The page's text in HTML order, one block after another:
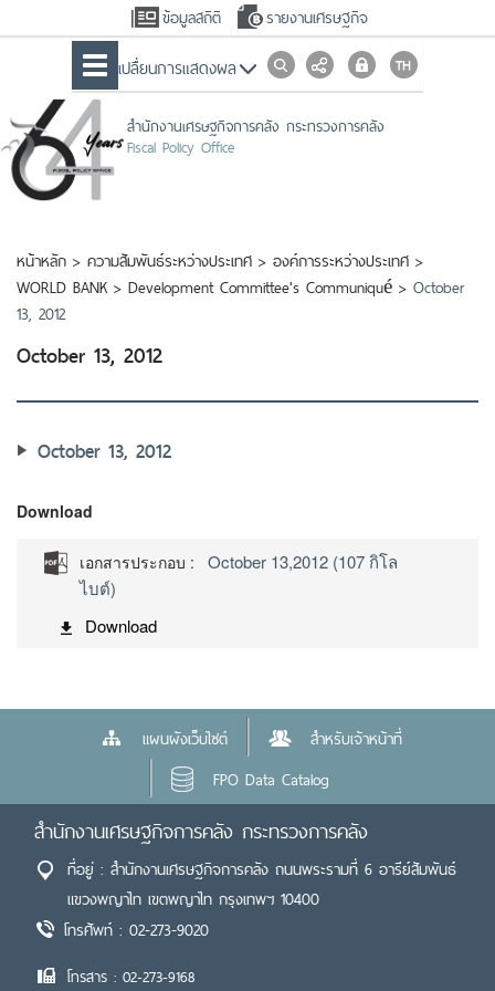
ข้อมูลสถิติ รายงานเศรษฐกิจ
เปลื่ยนการแสดงผล
สำนักงานเศรษฐกิจการคลัง กระทรวงการคลัง
Fiscal Policy Office
หน้าหลัก > ความสัมพันธ์ระหว่างประเทศ > องค์การระหว่างประเทศ >
WORLD BANK > Development Committee's Communiqué > October
13, 2012
October 13, 2012
October 13, 2012
Download
เอกสารประกอบ :
October 13,2012 (107 กิโล
ไบต์)
Download
แผนผังเว็บไซต์
สำหรับเจ้าหน้าที่
FPO Data Catalog
สำนักงานเศรษฐกิจการคลัง กระทรวงการคลัง
ที่อยู่ : สำนักงานเศรษฐกิจการคลัง ถนนพระรามที่ 6 อารีย์สัมพันธ์
แขวงพญาไท เขตพญาไท กรุงเทพฯ 10400
โทรศัพท์ : 02-273-9020
โทรสาร : 02-273-9168